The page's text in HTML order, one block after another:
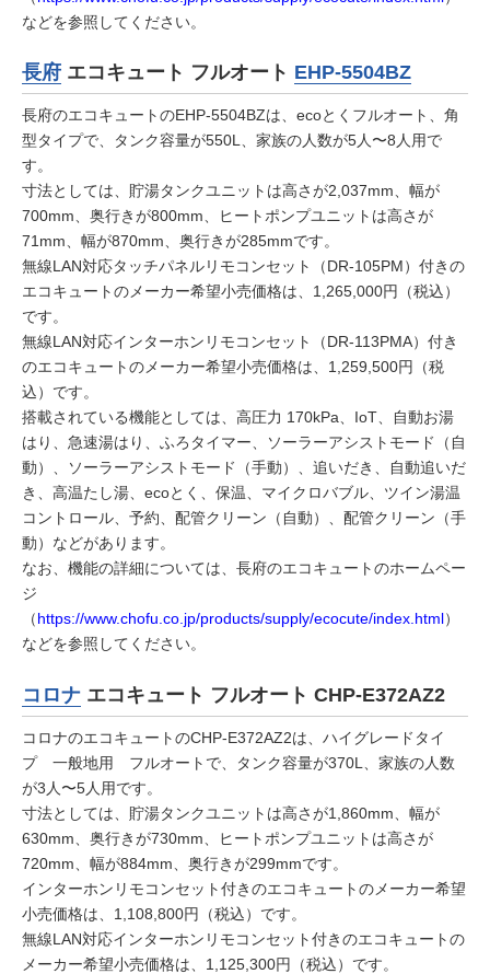
などを参照してください。
長府 エコキュート フルオート EHP-5504BZ
長府のエコキュートのEHP-5504BZは、ecoとくフルオート、角
型タイプで、タンク容量が550L、家族の人数が5人〜8人用で
す。
寸法としては、貯湯タンクユニットは高さが2,037mm、幅が
700mm、奥行きが800mm、ヒートポンプユニットは高さが
71mm、幅が870mm、奥行きが285mmです。
無線LAN対応タッチパネルリモコンセット（DR-105PM）付きの
エコキュートのメーカー希望小売価格は、1,265,000円（税込）
です。
無線LAN対応インターホンリモコンセット（DR-113PMA）付き
のエコキュートのメーカー希望小売価格は、1,259,500円（税
込）です。
搭載されている機能としては、高圧力 170kPa、IoT、自動お湯
はり、急速湯はり、ふろタイマー、ソーラーアシストモード（自
動）、ソーラーアシストモード（手動）、追いだき、自動追いだ
き、高温たし湯、ecoとく、保温、マイクロバブル、ツイン湯温
コントロール、予約、配管クリーン（自動）、配管クリーン（手
動）などがあります。
なお、機能の詳細については、長府のエコキュートのホームペー
ジ
（https://www.chofu.co.jp/products/supply/ecocute/index.html）
などを参照してください。
コロナ エコキュート フルオート CHP-E372AZ2
コロナのエコキュートのCHP-E372AZ2は、ハイグレードタイ
プ 一般地用 フルオートで、タンク容量が370L、家族の人数
が3人〜5人用です。
寸法としては、貯湯タンクユニットは高さが1,860mm、幅が
630mm、奥行きが730mm、ヒートポンプユニットは高さが
720mm、幅が884mm、奥行きが299mmです。
インターホンリモコンセット付きのエコキュートのメーカー希望
小売価格は、1,108,800円（税込）です。
無線LAN対応インターホンリモコンセット付きのエコキュートの
メーカー希望小売価格は、1,125,300円（税込）です。